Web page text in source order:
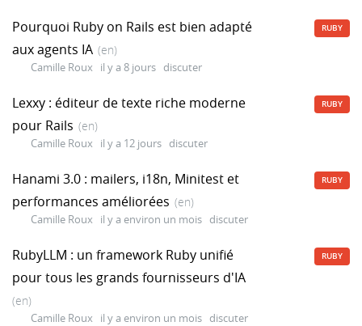
Pourquoi Ruby on Rails est bien adapté
aux agents IA (en)
Camille Roux il y a 8 jours discuter
RUBY
Lexxy : éditeur de texte riche moderne
pour Rails (en)
Camille Roux il y a 12 jours discuter
RUBY
Hanami 3.0 : mailers, i18n, Minitest et
performances améliorées (en)
Camille Roux il y a environ un mois discuter
RUBY
RubyLLM : un framework Ruby unifié
pour tous les grands fournisseurs d'IA
(en)
Camille Roux il y a environ un mois discuter
RUBY